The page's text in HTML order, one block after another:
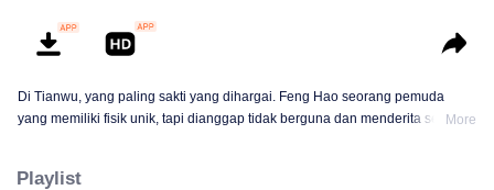
Di Tianwu, yang paling sakti yang dihargai. Feng Hao seorang pemuda
yang memiliki fisik unik, tapi dianggap tidak berguna dan menderita segala
More
Playlist